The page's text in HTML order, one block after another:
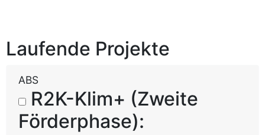
Laufende Projekte
ABS
R2K-Klim+ (Zweite
Förderphase):